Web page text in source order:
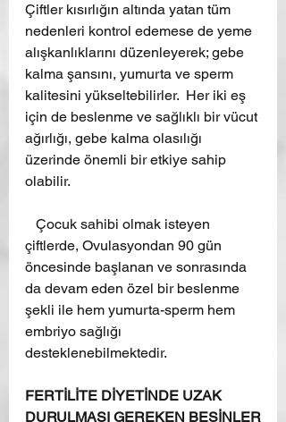
Çiftler kısırlığın altında yatan tüm
nedenleri kontrol edemese de yeme
alışkanlıklarını düzenleyerek; gebe
kalma şansını, yumurta ve sperm
kalitesini yükseltebilirler.  Her iki eş
için de beslenme ve sağlıklı bir vücut
ağırlığı, gebe kalma olasılığı
üzerinde önemli bir etkiye sahip
olabilir.
çiftlerde, Ovulasyondan 90 gün
öncesinde başlanan ve sonrasında
da devam eden özel bir beslenme
şekli ile hem yumurta-sperm hem
embriyo sağlığı
desteklenebilmektedir.
FERTİLİTE DİYETİNDE UZAK
DURULMASI GEREKEN BESİNLER